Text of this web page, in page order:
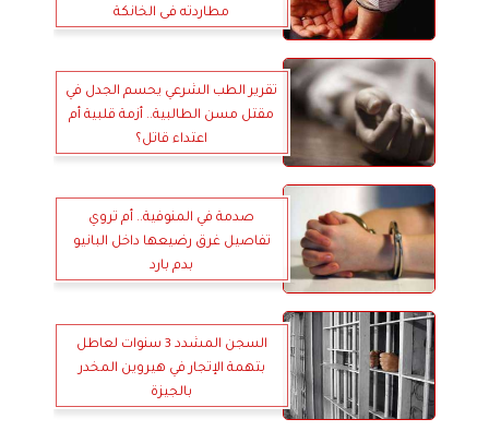
مطاردته فى الخانكة
تقرير الطب الشرعي يحسم الجدل في
مقتل مسن الطالبية.. أزمة قلبية أم
اعتداء قاتل؟
صدمة في المنوفية.. أم تروي
تفاصيل غرق رضيعها داخل البانيو
بدم بارد
السجن المشدد 3 سنوات لعاطل
بتهمة الإتجار في هيروين المخدر
بالجيزة